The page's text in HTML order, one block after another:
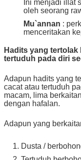
Ini menjadi illat
oleh seorang
Mu`annan :
menceritakan
Hadits yang
tertuduh pada diri
Adapun hadits yang
cacat atau tertuduh
macam, lima
dengan hafalan.
Adapun yang
Dusta /